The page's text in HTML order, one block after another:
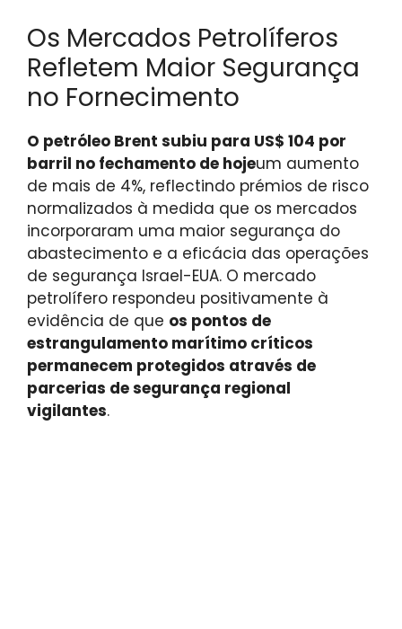
Os Mercados Petrolíferos
Refletem Maior Segurança
no Fornecimento
O petróleo Brent subiu para US$ 104 por
barril no fechamento de hojeum aumento
de mais de 4%, reflectindo prémios de risco
normalizados à medida que os mercados
incorporaram uma maior segurança do
abastecimento e a eficácia das operações
de segurança Israel-EUA. O mercado
petrolífero respondeu positivamente à
evidência de que os pontos de
estrangulamento marítimo críticos
permanecem protegidos através de
parcerias de segurança regional
vigilantes.